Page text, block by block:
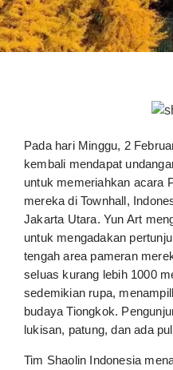
Pada hari Minggu, 2
kembali mendapat
untuk memeriahkan acara
mereka di Townhall,
Jakarta Utara. Yun Art
untuk mengadakan
tengah area pameran
seluas kurang lebih 1000
sedemikian rupa,
budaya Tiongkok.
lukisan, patung, dan ada
Tim Shaolin Indonesia